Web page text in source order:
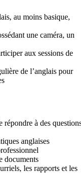
au moins basique,
une caméra, un
aux sessions de
de l’anglais pour
répondre à des
anglaises
documents
les rapports et les